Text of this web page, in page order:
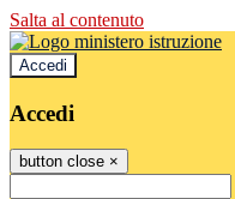
Salta al contenuto
Accedi
Accedi
button close ×